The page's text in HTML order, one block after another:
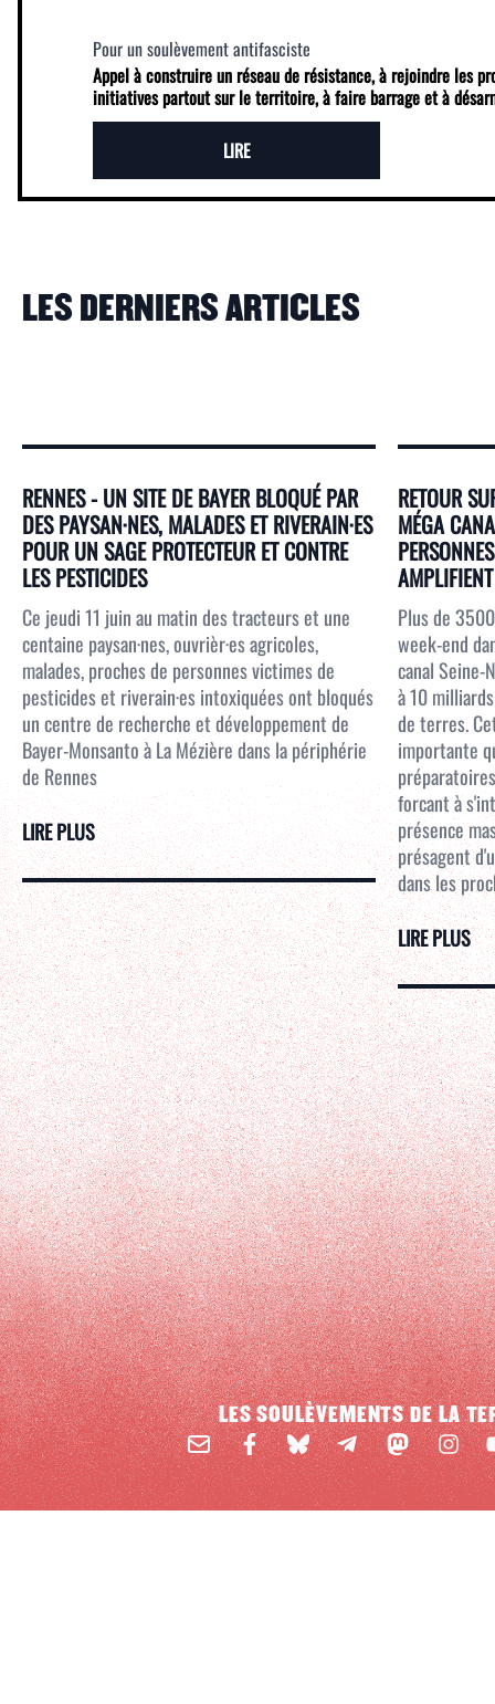
Pour un soulèvement antifasciste
Appel à construire un réseau de résistance, à rejoindre les
initiatives partout sur le territoire, à faire barrage et à
LIRE
LES DERNIERS ARTICLES
RENNES - UN SITE DE BAYER BLOQUÉ PAR
DES PAYSAN·NES, MALADES ET RIVERAIN·ES
POUR UN SAGE PROTECTEUR ET CONTRE
LES PESTICIDES
Ce jeudi 11 juin au matin des tracteurs et une
centaine paysan·nes, ouvrièr·es agricoles,
malades, proches de personnes victimes de
pesticides et riverain·es intoxiquées ont bloqués
un centre de recherche et développement de
Bayer-Monsanto à La Mézière dans la périphérie
de Rennes
LIRE PLUS
RETOUR
MÉGA
Plus de
week-end
canal Seine-
à 10
de terres.
importante
forcant à
présence
présagent
dans les
LIRE PLUS
Email FacebookBlueSky Mastodon
LES SOULÈVEMENTS DE LA